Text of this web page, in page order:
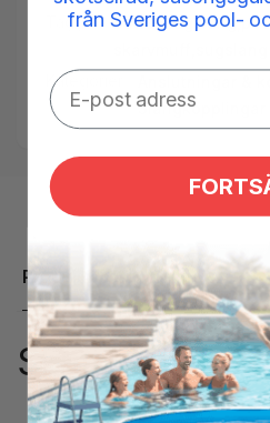
Taggar: bottensugslang,
Kategorier:
Slangkopplingar
Produktbeskrivning
Skarv
från Sveriges pool-